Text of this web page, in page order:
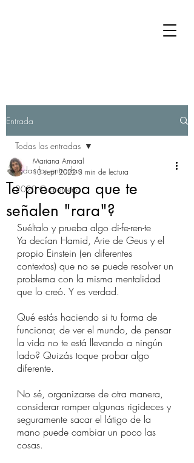
Entrada
Todas las entradas
2020 Cuarentena
Todas las entradas
Te preocupa que te
señalen "rara"?
Mariana Amaral
10 sept 2022 3 min de lectura
Suéltalo y prueba algo di-fe-ren-te
Ya decían Hamid, Arie de Geus y el
propio Einstein (en diferentes
contextos) que no se puede resolver un
problema con la misma mentalidad
que lo creó. Y es verdad.
Qué estás haciendo si tu forma de
funcionar, de ver el mundo, de pensar
la vida no te está llevando a ningún
lado? Quizás toque probar algo
diferente.
No sé, organizarse de otra manera,
considerar romper algunas rigideces y
seguramente sacar el látigo de la
mano puede cambiar un poco las
cosas.